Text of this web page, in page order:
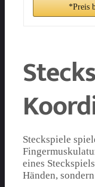
*Preis
Steckspiele
eines
Händen,